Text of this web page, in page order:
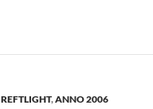
REFTLIGHT,ANNO 2006